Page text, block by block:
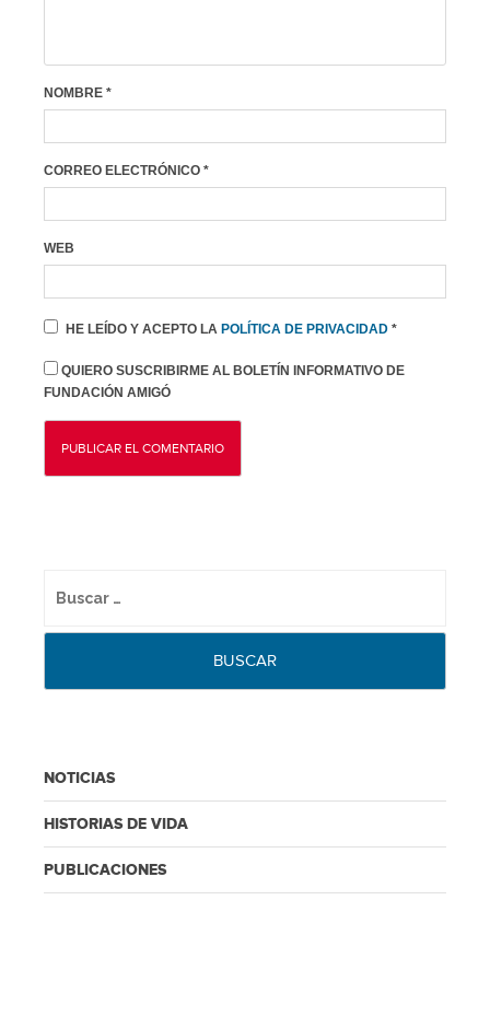
NOMBRE *
CORREO ELECTRÓNICO *
WEB
HE LEÍDO Y ACEPTO LA POLÍTICA DE PRIVACIDAD *
QUIERO SUSCRIBIRME AL BOLETÍN INFORMATIVO DE
FUNDACIÓN AMIGÓ
NOTICIAS
HISTORIAS DE VIDA
PUBLICACIONES